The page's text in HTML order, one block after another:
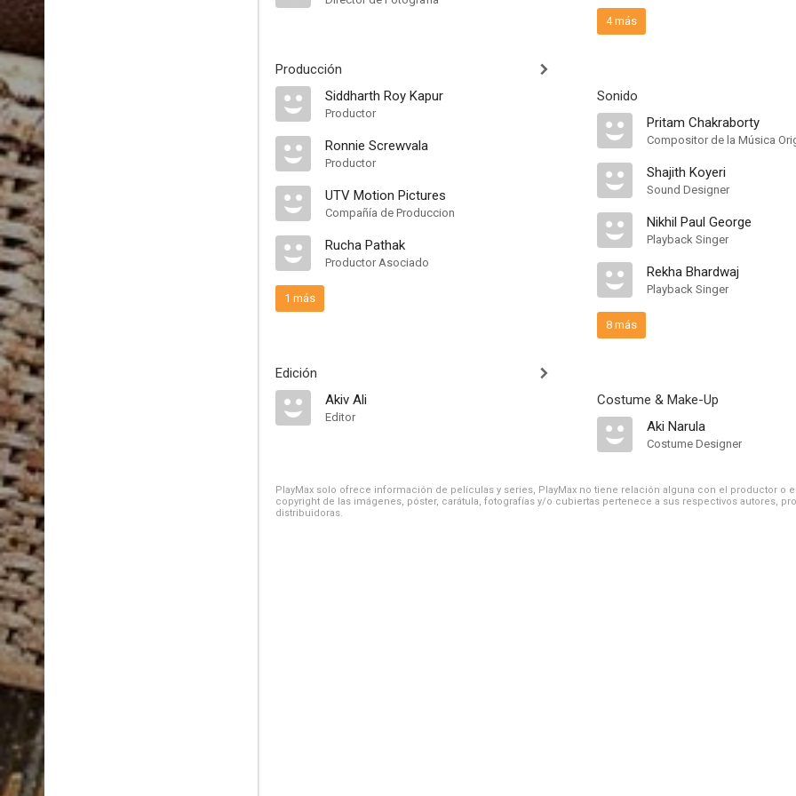
Producción
Siddharth Roy Kapur
Productor
Ronnie Screwvala
Productor
UTV Motion Pictures
Compañía de Produccion
Rucha Pathak
Productor Asociado
1 más
Edición
Akiv Ali
Editor
4 más
Sonido
Pritam Chakraborty
Compositor de la Música
Shajith Koyeri
Sound Designer
Nikhil Paul George
Playback Singer
Rekha Bhardwaj
Playback Singer
8 más
Costume & Make-Up
Aki Narula
Costume Designer
PlayMax solo ofrece información de películas y series, PlayMax no tiene relación alguna con el productor o
copyright de las imágenes, póster, carátula, fotografías y/o cubiertas pertenece a sus respectivos autores,
distribuidoras.